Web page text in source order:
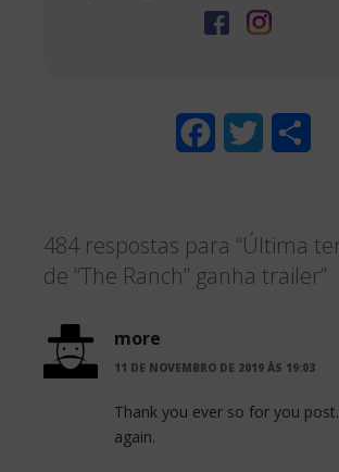
e
b
o
k
t
t
r
r
e
484 respostas para “Última
de “The Ranch” ganha trailer”
more
11 DE NOVEMBRO DE 2019 ÀS 19:03
Thank you ever so for you
again.